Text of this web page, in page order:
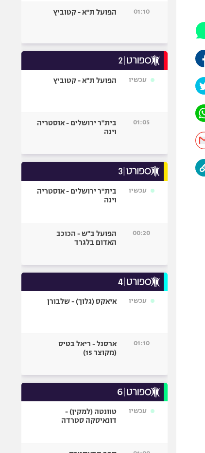
אופניים
כדורמים
פוטבול אמריקאי NFL
בייסבול MLB
גיימינג E-Sports
01:10 הפועל ת"א - קטוביץ
עכשיו הפועל ת"א - קטוביץ
01:05
בית"ר ירושלים - אוסטריה
וינה
עכשיו
בית"ר ירושלים - אוסטריה
וינה
00:20
הפועל ב"ש - הכוכב
האדום בלגרד
עכשיו איאקס (גלוך) - שלבורן
01:10
ארסנל - ריאל בטיס
(מקוצר 15)
עכשיו
טוונטה (למקין) -
דונאיסקה סטרדה